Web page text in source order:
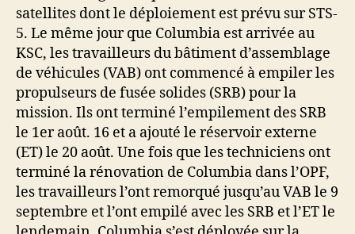
satellites dont le déploiement est prévu sur STS-
5. Le même jour que Columbia est arrivée au
KSC, les travailleurs du bâtiment d’assemblage
de véhicules (VAB) ont commencé à empiler les
propulseurs de fusée solides (SRB) pour la
mission. Ils ont terminé l’empilement des SRB
le 1er août. 16 et a ajouté le réservoir externe
(ET) le 20 août. Une fois que les techniciens ont
terminé la rénovation de Columbia dans l’OPF,
les travailleurs l’ont remorqué jusqu’au VAB le 9
septembre et l’ont empilé avec les SRB et l’ET le